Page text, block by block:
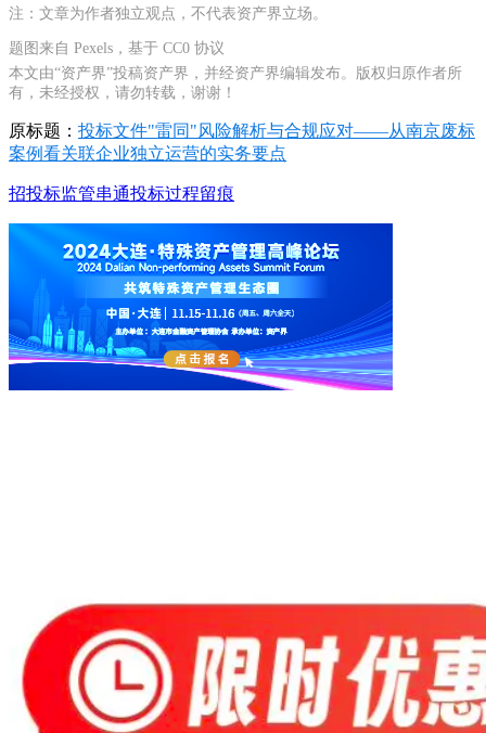
注：文章为作者独立观点，不代表资产界立场。
题图来自 Pexels，基于 CC0 协议
本文由“资产界”投稿资产界，并经资产界编辑发布。版权归原作者所
有，未经授权，请勿转载，谢谢！
原标题： 投标文件"雷同"风险解析与合规应对——从南京废标
案例看关联企业独立运营的实务要点
招投标监管串通投标过程留痕